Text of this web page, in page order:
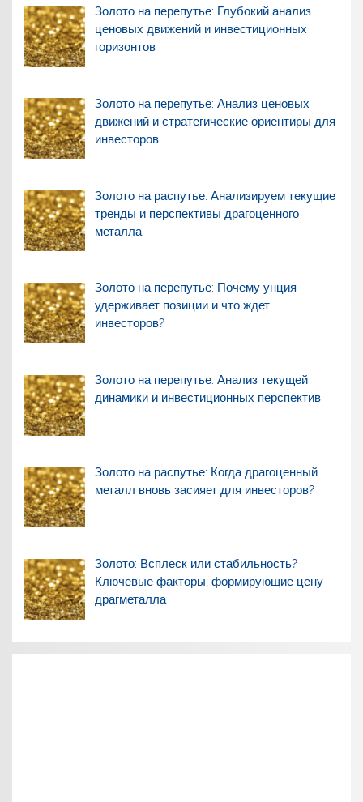
Золото на перепутье: Глубокий анализ
ценовых движений и инвестиционных
горизонтов
Золото на перепутье: Анализ ценовых
движений и стратегические ориентиры для
инвесторов
Золото на распутье: Анализируем текущие
тренды и перспективы драгоценного
металла
Золото на перепутье: Почему унция
удерживает позиции и что ждет
инвесторов?
Золото на перепутье: Анализ текущей
динамики и инвестиционных перспектив
Золото на распутье: Когда драгоценный
металл вновь засияет для инвесторов?
Золото: Всплеск или стабильность?
Ключевые факторы, формирующие цену
драгметалла